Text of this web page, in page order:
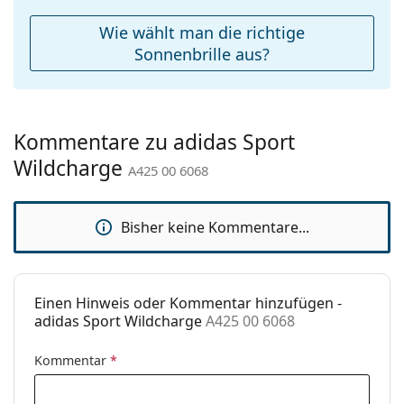
Weiteres
Unisex
Verwendung:
Sport
Sport:
Wandern
Code:
A425 00 6068
Wie wählt man die richtige
Sonnenbrille aus?
Kommentare zu adidas Sport
Wildcharge A425 00 6068
Bisher keine Kommentare...
Einen Hinweis oder Kommentar hinzufügen -
adidas Sport WildchargeA425 00 6068
Kommentar *